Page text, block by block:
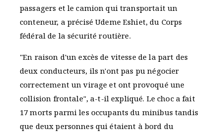
passagers et le camion qui transportait un
conteneur, a précisé Udeme Eshiet, du Corps
fédéral de la sécurité routière.
"En raison d'un excès de vitesse de la part des
deux conducteurs, ils n'ont pas pu négocier
correctement un virage et ont provoqué une
collision frontale", a-t-il expliqué. Le choc a fait
17 morts parmi les occupants du minibus tandis
que deux personnes qui étaient à bord du